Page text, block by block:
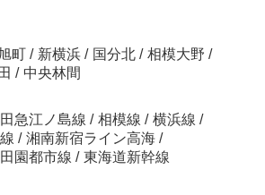
町 / 新横浜 / 国分北 / 相模大野 /
/ 中央林間
急江ノ島線 / 相模線 / 横浜線 /
/ 湘南新宿ライン高海 /
園都市線 / 東海道新幹線